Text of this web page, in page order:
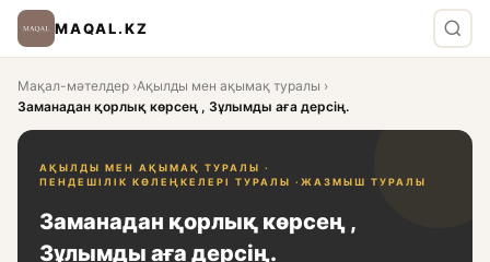
MAQAL.KZ
Мақал-мәтелдер ›Ақылды мен ақымақ туралы ›
Заманадан қорлық көрсең , Зұлымды аға дерсің.
АҚЫЛДЫ МЕН АҚЫМАҚ ТУРАЛЫ ·
ПЕНДЕШІЛІК КӨЛЕҢКЕЛЕРІ ТУРАЛЫ · ЖАЗМЫШ ТУРАЛЫ
Заманадан қорлық көрсең ,
Зұлымды аға дерсің.